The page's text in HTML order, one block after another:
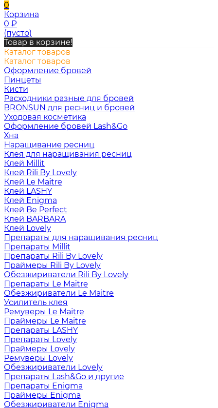
0
Корзина
0 ₽
(пусто)
Товар в корзине!
Каталог товаров
Каталог товаров
Оформление бровей
Пинцеты
Кисти
Расходники разные для бровей
BRONSUN для ресниц и бровей
Уходовая косметика
Оформление бровей Lash&Go
Хна
Наращивание ресниц
Клея для наращивания ресниц
Клей Millit
Клей Rili By Lovely
Клей Le Maitre
Клей LASHY
Клей Enigma
Клей Be Perfect
Клей BARBARA
Клей Lovely
Препараты для наращивания ресниц
Препараты Millit
Препараты Rili By Lovely
Праймеры Rili By Lovely
Обезжириватели Rili By Lovely
Препараты Le Maitre
Обезжириватели Le Maitre
Усилитель клея
Ремуверы Le Maitre
Праймеры Le Maitre
Препараты LASHY
Препараты Lovely
Праймеры Lovely
Ремуверы Lovely
Обезжириватели Lovely
Препараты Lash&Go и другие
Препараты Enigma
Праймеры Enigma
Обезжириватели Enigma